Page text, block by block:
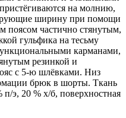
на молнию,
ширину при помощи
поясом частично стянутым,
гульфика на тесьму
карманами,
резинкой и
с 5-ю шлёвками. Низ
брюк в шорты. Ткань
э, 20 % х/б, поверхностная